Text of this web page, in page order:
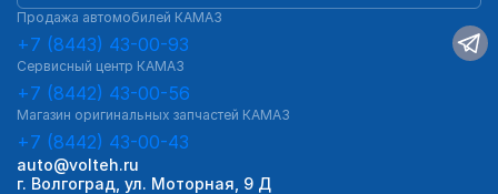
Продажа автомобилей КАМАЗ
+7 (8443) 43-00-93
Сервисный центр КАМАЗ
+7 (8442) 43-00-56
Магазин оригинальных запчастей КАМАЗ
+7 (8442) 43-00-43
auto@volteh.ru
г. Волгоград, ул. Моторная, 9 Д